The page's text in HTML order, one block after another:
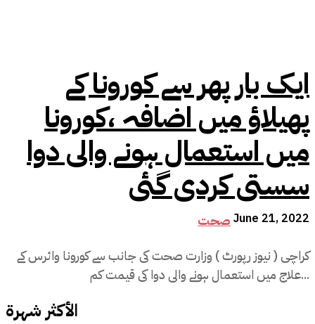
ایک بار پھر سے کورونا کے
پھیلاؤ میں اضافہ ،کورونا
میں استعمال ہونے والی دوا
سستی کردی گئی
صحت June 21, 2022
کراچی ( نیوز رپورٹ ) وزارت صحت کی جانب سے کورونا وائرس کے
علاج میں استعمال ہونے والی دوا کی قیمت کم...
الأكثر شهرة